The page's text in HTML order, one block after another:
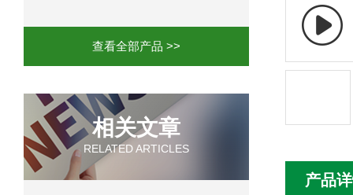
mini motor电机MC230P3T 20- B参数
AC-motoren交流电机FCA 132S-4/
AC-motoren交流电机ACM 160M-4参
查看全部产品 >>
相关文章
RELATED ARTICLES
产品